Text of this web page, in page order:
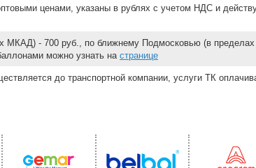
ценами, указаны в рублях с учетом НДС и
МКАД) - 700 руб., по ближнему Подмосковью (в пределах
можно узнать на странице
до транспортной компании, услуги ТК